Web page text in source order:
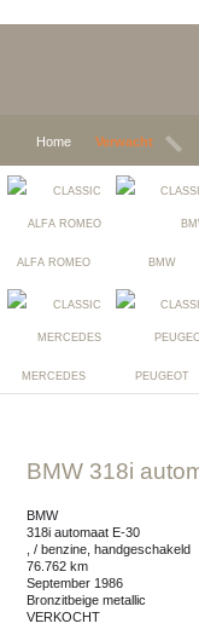
Home Verwacht
ALFA ROMEO BMW
MERCEDES PEUGEOT
BMW 318i
BMW
318i automaat E-30
, / benzine, handgeschakeld
76.762 km
september 1986
bronzitbeige metallic
VERKOCHT